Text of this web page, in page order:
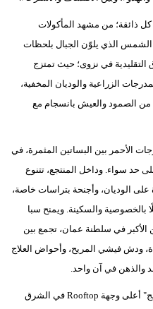
سيارات
كل ذائقة؛ من مشهد المأكولات
الشمس الذي يلوّن الجبال بلحظات
التقليدية في نزوى؛ حيث تمتزج
الزراعية والوديان المخفية،
الصمود والعيش بانسجام مع
الأحمر بين البساتين المثمرة، في
حد سواء. وداخل المنتجع، تتنوع
الوديان، وأجنحة بتراسات خاصة،
بالخصوصية والسكينة. ويمنح سبا
الأكبر في سلطنة عمان، تجمع بين
ودش فيشي المريح، وأحواض العلاج
والذهن في آن واحد.
وفي الأعلى، ينتظر "ڤيو روف توب آند لاونج" أعلى وجهة Rooftop في الشرق